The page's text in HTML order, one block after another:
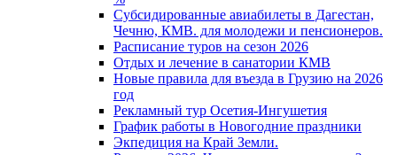
Субсидированные авиабилеты в Дагестан,
Чечню, КМВ. для молодежи и пенсионеров.
Расписание туров на сезон 2026
Отдых и лечение в санатории КМВ
Новые правила для въезда в Грузию на 2026
год
Рекламный тур Осетия-Ингушетия
График работы в Новогодние праздники
Экпедиция на Край Земли.